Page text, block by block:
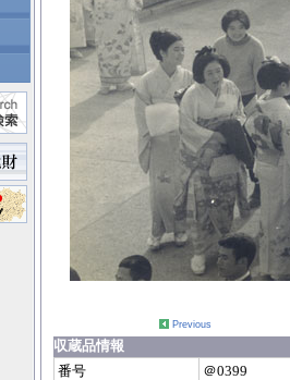
Previous
収蔵品情報
番号
＠0399